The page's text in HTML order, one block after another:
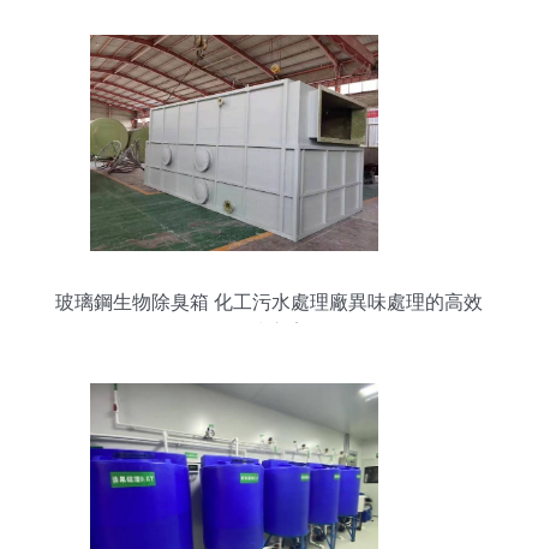
玻璃鋼生物除臭箱 化工污水處理廠異味處理的高效